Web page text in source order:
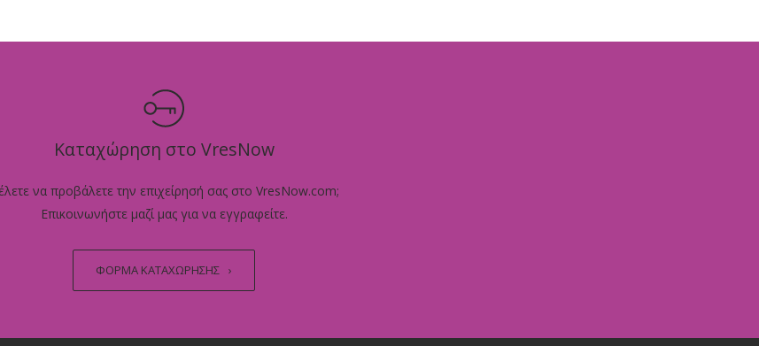
Καταχώρηση στο VresNow
να προβάλετε την επιχείρησή σας στο VresNow.com;
Επικοινωνήστε μαζί μας για να εγγραφείτε.
ΦΟΡΜΑ ΚΑΤΑΧΩΡΗΣΗΣ